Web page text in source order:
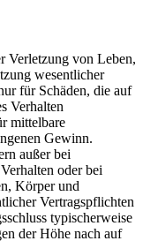
Verletzung von Leben,
wesentlicher
für Schäden, die auf
Verhalten
mittelbare
Gewinn.
außer bei
oder bei
Körper und
Vertragspflichten
typischerweise
der Höhe nach auf